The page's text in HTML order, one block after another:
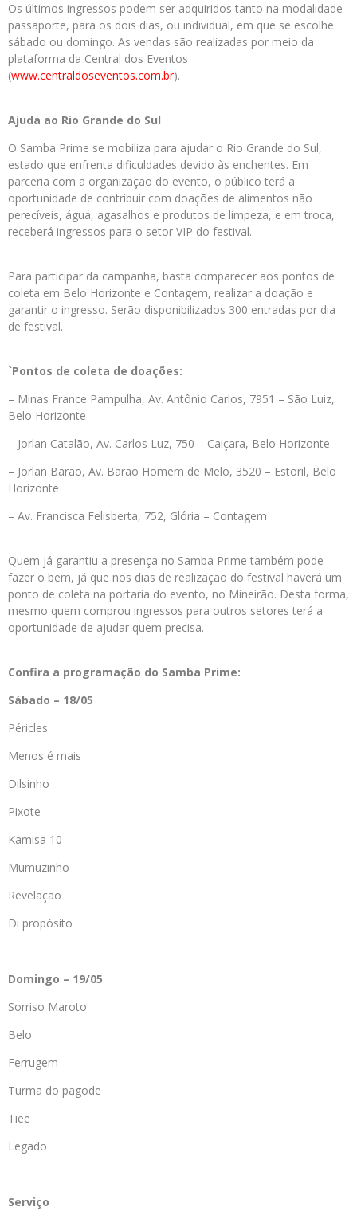
Os últimos ingressos podem ser adquiridos tanto na modalidade
passaporte, para os dois dias, ou individual, em que se escolhe
sábado ou domingo. As vendas são realizadas por meio da
plataforma da Central dos Eventos
(www.centraldoseventos.com.br).
Ajuda ao Rio Grande do Sul
O Samba Prime se mobiliza para ajudar o Rio Grande do Sul,
estado que enfrenta dificuldades devido às enchentes. Em
parceria com a organização do evento, o público terá a
oportunidade de contribuir com doações de alimentos não
perecíveis, água, agasalhos e produtos de limpeza, e em troca,
receberá ingressos para o setor VIP do festival.
Para participar da campanha, basta comparecer aos pontos de
coleta em Belo Horizonte e Contagem, realizar a doação e
garantir o ingresso. Serão disponibilizados 300 entradas por dia
de festival.
`Pontos de coleta de doações:
– Minas France Pampulha, Av. Antônio Carlos, 7951 – São Luiz,
Belo Horizonte
– Jorlan Catalão, Av. Carlos Luz, 750 – Caiçara, Belo Horizonte
– Jorlan Barão, Av. Barão Homem de Melo, 3520 – Estoril, Belo
Horizonte
– Av. Francisca Felisberta, 752, Glória – Contagem
Quem já garantiu a presença no Samba Prime também pode
fazer o bem, já que nos dias de realização do festival haverá um
ponto de coleta na portaria do evento, no Mineirão. Desta forma,
mesmo quem comprou ingressos para outros setores terá a
oportunidade de ajudar quem precisa.
Confira a programação do Samba Prime:
Sábado – 18/05
Péricles
Menos é mais
Dilsinho
Pixote
Kamisa 10
Mumuzinho
Revelação
Di propósito
Domingo – 19/05
Sorriso Maroto
Belo
Ferrugem
Turma do pagode
Tiee
Legado
Serviço